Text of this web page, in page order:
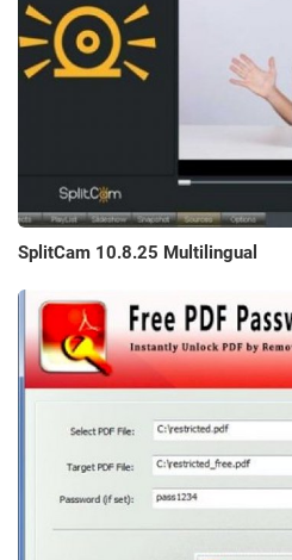
SplitCam 10.8.25 Multilingual